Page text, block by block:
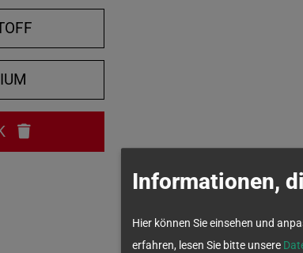
Informationen,
Hier können Sie einsehen und
erfahren, lesen Sie bitte unsere